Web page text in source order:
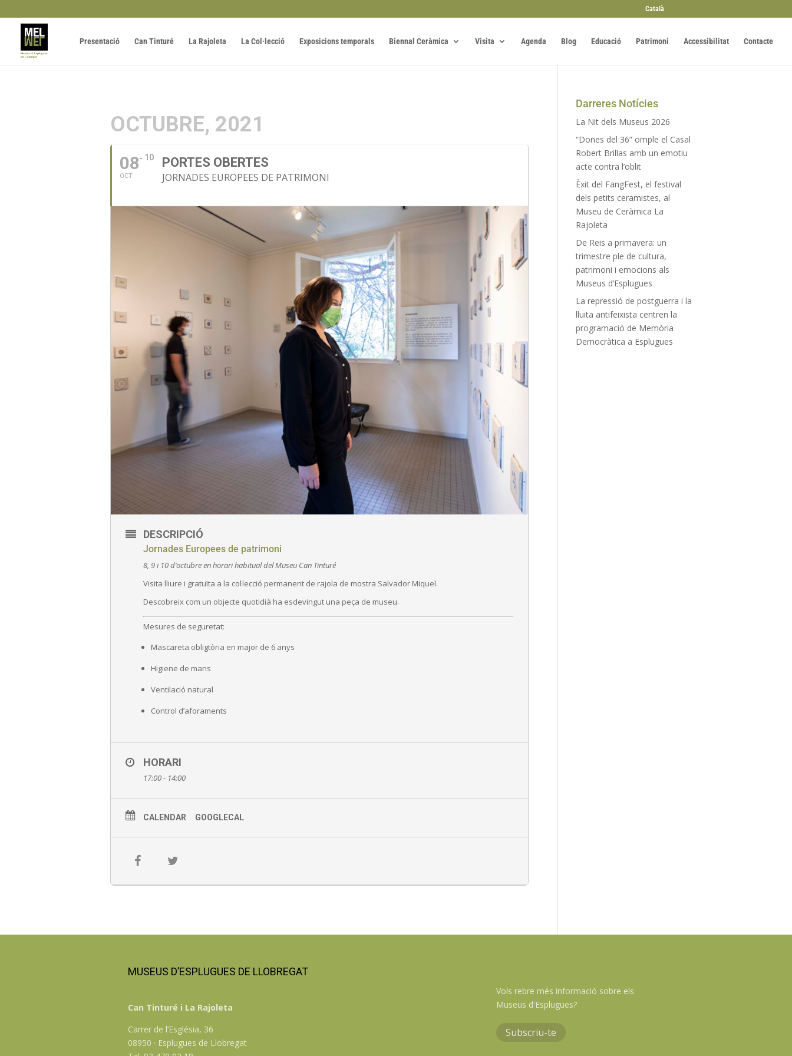
Català
Presentació Can Tinturé La Rajoleta La Col·lecció Exposicions temporals Biennal Ceràmica Visita Agenda Blog Educació Patrimoni Accessibilitat Contacte
OCTUBRE, 2021
08
OCT
10 PORTES OBERTES
JORNADES EUROPEES DE PATRIMONI
DESCRIPCIÓ
Jornades Europees de patrimoni
8, 9 i 10 d’octubre en horari habitual del Museu Can Tinturé
Visita lliure i gratuïta a la col·lecció permanent de rajola de mostra Salvador Miquel.
Descobreix com un objecte quotidià ha esdevingut una peça de museu.
Mesures de seguretat:
Mascareta obligtòria en major de 6 anys
Higiene de mans
Ventilació natural
Control d’aforaments
HORARI
17:00 - 14:00
CALENDAR GOOGLECAL
Darreres Notícies
La Nit dels Museus 2026
“Dones del 36” omple el Casal
Robert Brillas amb un emotiu
acte contra l’oblit
Èxit del FangFest, el festival
dels petits ceramistes, al
Museu de Ceràmica La
Rajoleta
De Reis a primavera: un
trimestre ple de cultura,
patrimoni i emocions als
Museus d’Esplugues
La repressió de postguerra i la
lluita antifeixista centren la
programació de Memòria
Democràtica a Esplugues
MUSEUS D’ESPLUGUES DE LLOBREGAT
Can Tinturé i La Rajoleta
Carrer de l’Església, 36
08950 · Esplugues de Llobregat
Vols rebre més informació sobre els
Museus d'Esplugues?
Subscriu-te